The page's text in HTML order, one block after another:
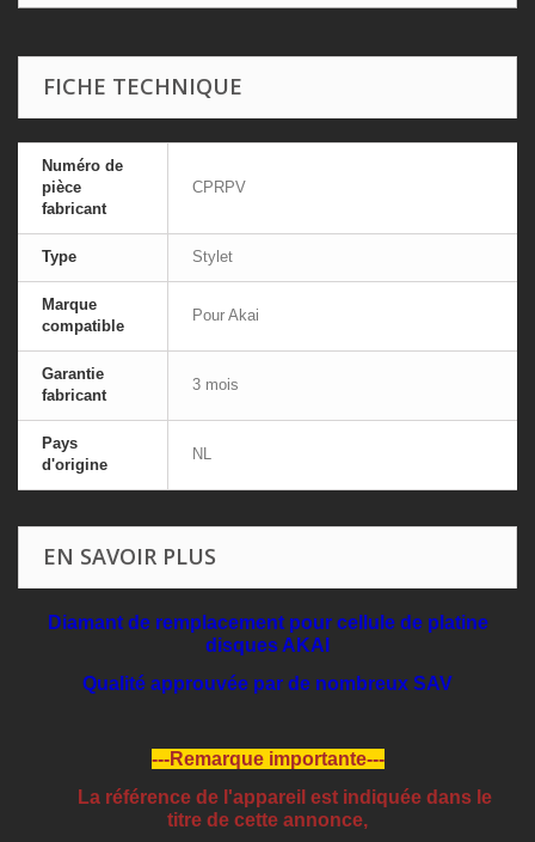
FICHE TECHNIQUE
Numéro de
pièce
fabricant
CPRPV
Type Stylet
Marque
compatible
Pour Akai
Garantie
fabricant
3 mois
Pays
d'origine
NL
EN SAVOIR PLUS
Diamant de remplacement pour cellule de platine
disques AKAI
Qualité approuvée par de nombreux SAV
---Remarque importante---
La référence de l'appareil est indiquée dans le
titre de cette annonce,